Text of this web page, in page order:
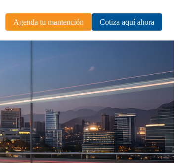
Agenda tu mantención Cotiza aquí ahora